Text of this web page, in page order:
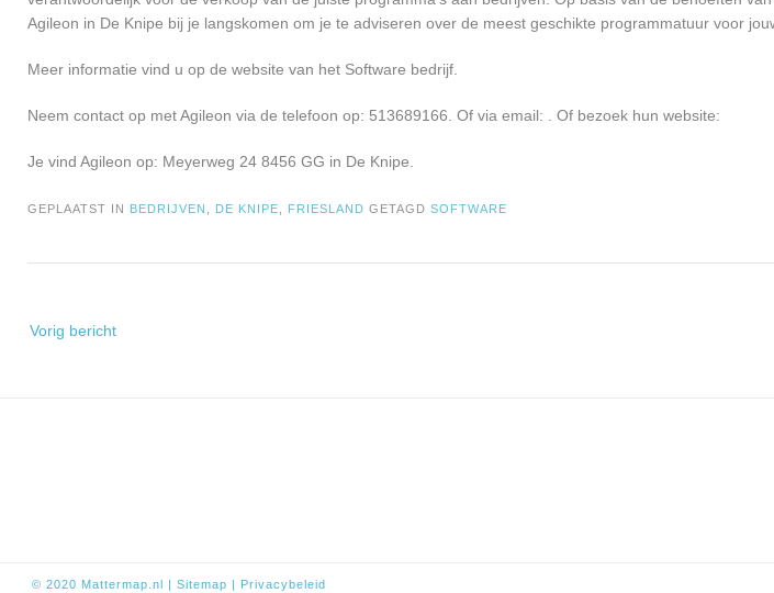
Agileon in De Knipe bij je langskomen om je te adviseren over de meest geschikte programmatuur voor
Meer informatie vind u op de website van het Software bedrijf.
Neem contact op met Agileon via de telefoon op: 513689166. Of via email: . Of bezoek hun website:
Je vind Agileon op: Meyerweg 24 8456 GG in De Knipe.
GEPLAATST IN BEDRIJVEN DE KNIPE FRIESLAND GETAGD SOFTWARE
navigatie
Vorig bericht
© 2020 Mattermap.nl | Sitemap | Privacybeleid